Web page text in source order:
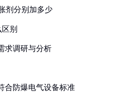
剂分别加多少
别
求调研与分析
合防爆电气设备标准